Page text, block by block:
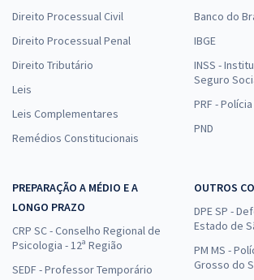
Direito Processual Civil
Direito Processual Penal
Direito Tributário
Leis
Leis Complementares
Remédios Constitucionais
Banco do
IBGE
INSS -
Seguro
PRF -
PND
PREPARAÇÃO A MÉDIO E A
LONGO PRAZO
CRP SC - Conselho Regional de
Psicologia - 12ª Região
SEDF - Professor Temporário
OUTROS
DPE SP -
Estado de
PM MS -
Grosso do